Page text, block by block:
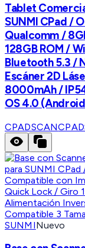
Tablet
SUNMI CPad /
Qualcomm /
128GB ROM /
Bluetooth 5.3 /
Escáner 2D
8000mAh /
OS 4.0
CPADSCAN
SUNMINuevo